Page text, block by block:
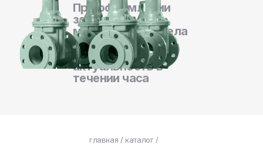
При оформлении
заказа на сайте,
менеджеры отдела
продаж
подтверждают
актуальность в
течении часа
главная / каталог/